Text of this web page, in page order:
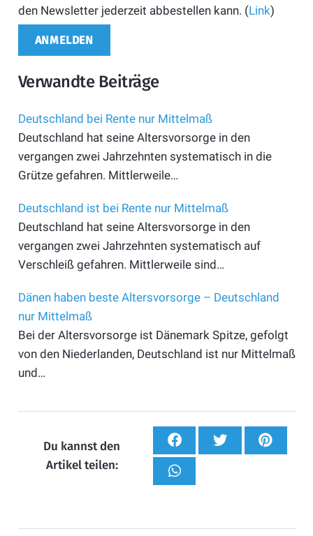
den Newsletter jederzeit abbestellen kann. (Link)
Verwandte Beiträge
Deutschland bei Rente nur Mittelmaß
Deutschland hat seine Altersvorsorge in den
vergangen zwei Jahrzehnten systematisch in die
Grütze gefahren. Mittlerweile…
Deutschland ist bei Rente nur Mittelmaß
Deutschland hat seine Altersvorsorge in den
vergangen zwei Jahrzehnten systematisch auf
Verschleiß gefahren. Mittlerweile sind…
Dänen haben beste Altersvorsorge – Deutschland
nur Mittelmaß
Bei der Altersvorsorge ist Dänemark Spitze, gefolgt
von den Niederlanden, Deutschland ist nur Mittelmaß
und…
Du kannst den
Artikel teilen: